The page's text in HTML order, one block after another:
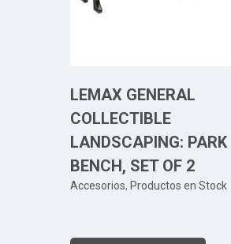
LEMAX GENERAL
COLLECTIBLE
LANDSCAPING: PARK
BENCH, SET OF 2
Accesorios, Productos en Stock